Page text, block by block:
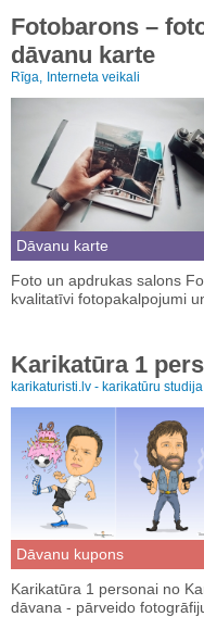
Fotobarons –
dāvanu karte
Rīga, Interneta veikali
Dāvanu karte
Foto un apdrukas salons
kvalitatīvi fotopakalpojumi
Karikatūra 1
karikaturisti.lv - karikatūru
Dāvanu kupons
Karikatūra 1 personai no
dāvana - pārveido